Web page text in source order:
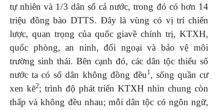
tự nhiên và 1/3 dân số cả nước, trong đó có hơn 14
triệu đồng bào DTTS. Đây là vùng có vị trí chiến
lược, quan trọng của quốc giavề chính trị, KTXH,
quốc phòng, an ninh, đối ngoại và bảo vệ môi
trường sinh thái. Bên cạnh đó, các dân tộc thiểu số
nước ta có số dân không đồng đều 1, sống quần cư
xen kẽ2; trình độ phát triển KTXH nhìn chung còn
thấp và không đều nhau; mỗi dân tộc có ngôn ngữ,